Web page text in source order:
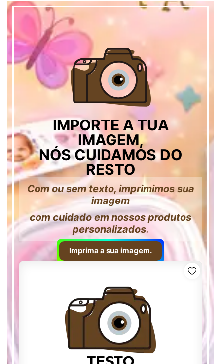
IMPORTE A TUA
IMAGEM,
NÓS CUIDAMOS DO
RESTO
Com ou sem texto, imprimimos sua
imagem
com cuidado em nossos produtos
personalizados.
Imprima a sua imagem.